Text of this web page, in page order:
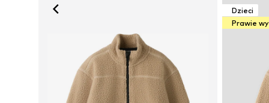
Dzieci
Prawie